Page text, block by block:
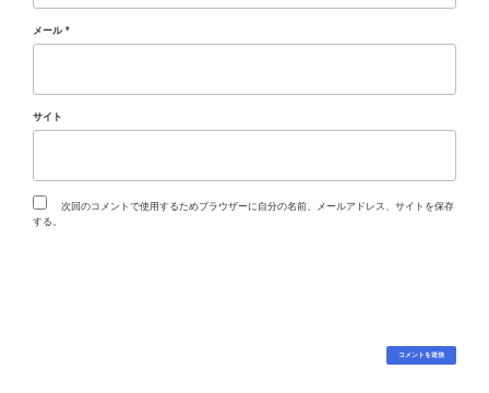
メール *
サイト
次回のコメントで使用するためブラウザーに自分の名前、メールアドレス、サイトを保存
する。